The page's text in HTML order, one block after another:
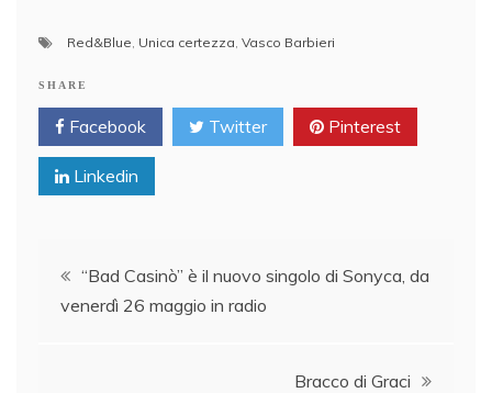
Red&Blue, Unica certezza, Vasco Barbieri
SHARE
Facebook Twitter Pinterest
Linkedin
Post
navigation
“Bad Casinò” è il nuovo singolo di Sonyca, da
venerdì 26 maggio in radio
Bracco di Graci